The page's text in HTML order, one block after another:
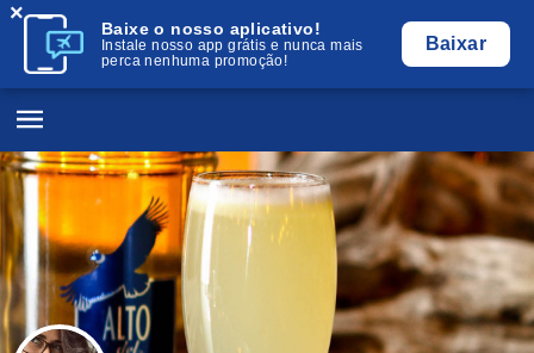
Baixe o nosso aplicativo!
Instale nosso app grátis e nunca mais
perca nenhuma promoção!
Baixar
×